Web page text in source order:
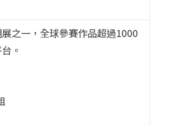
之一，全球參賽作品超過1000
。